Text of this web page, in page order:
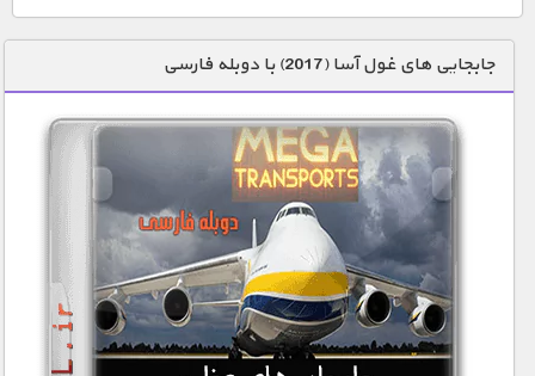
دنیای خوراکی ها
زمین شناسی / محیط زیست
سازه/ معماری/ مهندسی
سرگرمی
شناخت کودکان
طبیعت
علم و فناوری
فرهنگ / هنر
جابجایی های غول آسا (2017) با دوبله فارسی